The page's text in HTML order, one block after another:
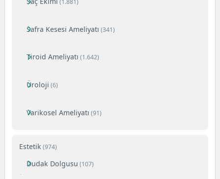
(1.881)
Safra Kesesi Ameliyatı (341)
Tiroid Ameliyatı (1.642)
Üroloji (6)
Varikosel Ameliyatı (91)
Estetik (974)
Dudak Dolgusu (107)